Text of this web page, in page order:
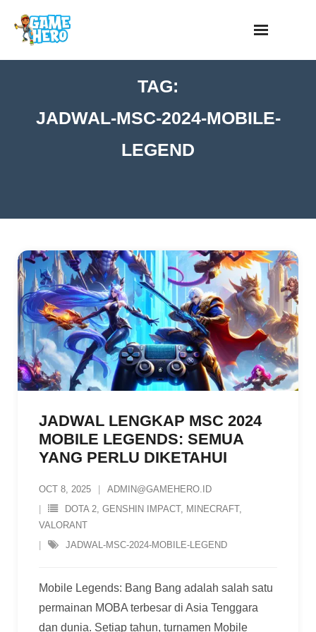
content
TAG:
JADWAL-MSC-2024-MOBILE-
LEGEND
JADWAL LENGKAP MSC 2024
MOBILE LEGENDS: SEMUA
YANG PERLU DIKETAHUI
OCT 8, 2025
ADMIN@GAMEHERO.ID
DOTA 2, GENSHIN IMPACT, MINECRAFT,
VALORANT
JADWAL-MSC-2024-MOBILE-LEGEND
Mobile Legends: Bang Bang adalah salah satu
permainan MOBA terbesar di Asia Tenggara
dan dunia. Setiap tahun, turnamen Mobile